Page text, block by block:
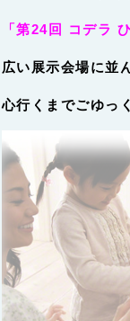
「第24回 コデラ
広い展示会場に並
心行くまでごゆっ